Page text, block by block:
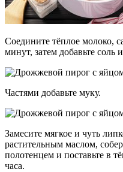
Соедините тёплое молоко,
минут, затем добавьте соль
Частями добавьте муку.
Замесите мягкое и чуть
растительным маслом,
полотенцем и поставьте в
часа.